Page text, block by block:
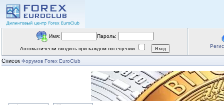
Имя: Пароль:
Автоматически входить при каждом посещении
Список Форумов Forex EuroClub